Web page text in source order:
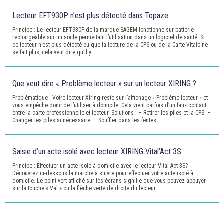
Lecteur EFT930P n’est plus détecté dans Topaze.
Principe : Le lecteur EFT930P de la marque SAGEM fonctionne sur batterie
rechargeable sur un socle permettant l’utilisation dans un logiciel de santé. Si
ce lecteur n’est plus détecté ou que la lecture de la CPS ou de la Carte Vitale ne
se fait plus, cela veut dire qu’il y…
Que veut dire « Problème lecteur » sur un lecteur XIRING ?
Problématique : Votre lecteur Xiring reste sur l’affichage « Problème lecteur » et
vous empêche donc de l’utiliser à domicile. Cela vient parfois d’un faux contact
entre la carte professionnelle et lecteur. Solutions : – Retirer les piles et la CPS. –
Changer les piles si nécessaire. – Souffler dans les fentes…
Saisie d’un acte isolé avec lecteur XIRING Vital’Act 3S.
Principe : Effectuer un acte isolé à domicile avec le lecteur Vital Act 3S?
Découvrez ci-dessous la marche à suivre pour effectuer votre acte isolé à
domicile. Le point vert affiché sur les écrans signifie que vous pouvez appuyer
sur la touche « Val » ou la flèche verte de droite du lecteur.…